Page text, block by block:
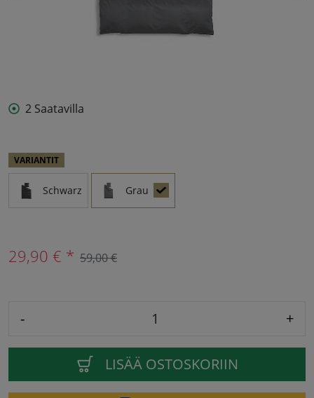
2 Saatavilla
VARIANTIT
Schwarz Grau
29,90 € * 59,00 €
- +
LISÄÄ OSTOSKORIIN